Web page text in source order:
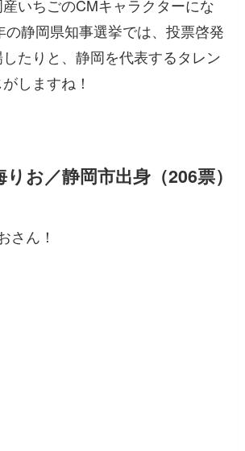
いちごのCMキャラクターにな
の静岡県知事選挙では、投票啓発
たりと、静岡を代表するタレン
しますね！
お／静岡市出身（206票）
さん！